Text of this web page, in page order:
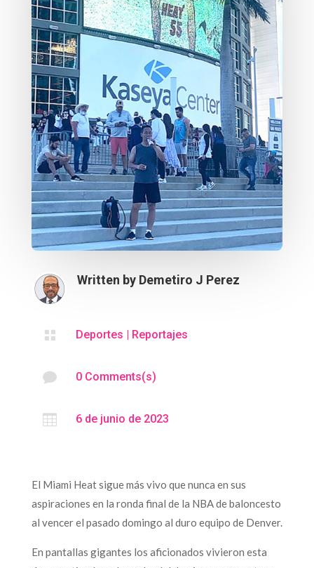
Written by Demetiro J Perez
 Deportes | Reportajes
 0 Comments(s)
 6 de junio de 2023
El Miami Heat sigue más vivo que nunca en sus
aspiraciones en la ronda final de la NBA de baloncesto
al vencer el pasado domingo al duro equipo de Denver.
En pantallas gigantes los aficionados vivieron esta